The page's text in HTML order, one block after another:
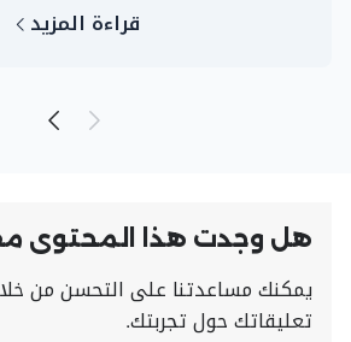
قراءة المزيد
هل وجدت هذا المحتوى
يمكنك مساعدتنا على التحسن من
تعليقاتك حول تجربتك.